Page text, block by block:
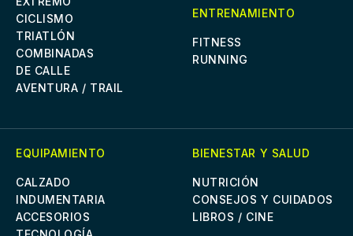
CICLISMO
TRIATLÓN
COMBINADAS
DE CALLE
AVENTURA / TRAIL
ENTRENAMIENTO
FITNESS
RUNNING
EQUIPAMIENTO
CALZADO
INDUMENTARIA
ACCESORIOS
BIENESTAR Y SALUD
NUTRICIÓN
CONSEJOS Y CUIDADOS
LIBROS / CINE